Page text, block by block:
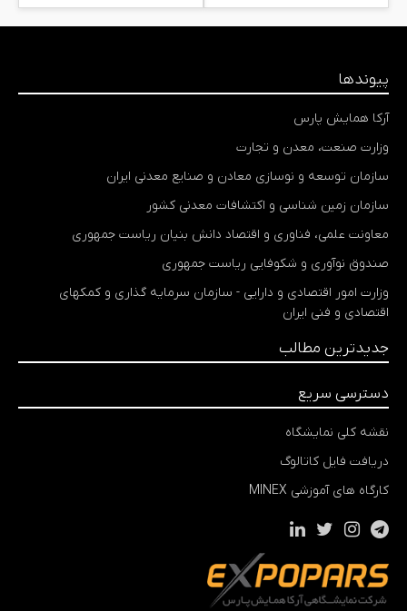
پیوندها
آرکا همایش پارس
وزارت صنعت، معدن و تجارت
سازمان توسعه و نوسازی معادن و صنایع معدنی ایران
سازمان زمین شناسی و اکتشافات معدنی کشور
معاونت علمی، فناوری و اقتصاد دانش بنیان ریاست جمهوری
صندوق نوآوری و شکوفایی ریاست جمهوری
وزارت امور اقتصادی و دارایی - سازمان سرمایه گذاری و کمکهای
اقتصادی و فنی ایران
جدیدترین مطالب
دسترسی سریع
نقشه کلی نمایشگاه
دریافت فایل کاتالوگ
کارگاه های آموزشی MINEX